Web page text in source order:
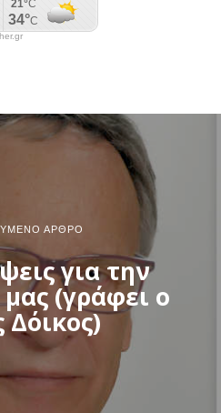
ΆΡΘΡΟ
για την
(γράφει ο
Δόικος)